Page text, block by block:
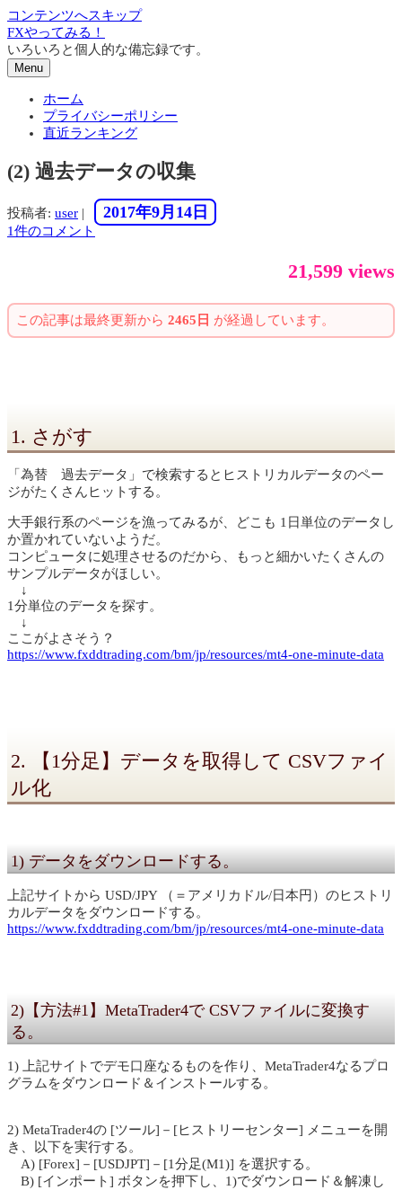
コンテンツへスキップ
FXやってみる！
いろいろと個人的な備忘録です。
Menu
ホーム
プライバシーポリシー
直近ランキング
(2) 過去データの収集
投稿者: user | 2017年9月14日
1件のコメント
21,599 views
この記事は最終更新から 2465日 が経過しています。
1. さがす
「為替 過去データ」で検索するとヒストリカルデータのペー
ジがたくさんヒットする。
大手銀行系のページを漁ってみるが、どこも 1日単位のデータし
か置かれていないようだ。
コンピュータに処理させるのだから、もっと細かいたくさんの
サンプルデータがほしい。
↓
1分単位のデータを探す。
↓
ここがよさそう？
https://www.fxddtrading.com/bm/jp/resources/mt4-one-minute-data
2. 【1分足】データを取得して CSVファイ
ル化
1) データをダウンロードする。
上記サイトから USD/JPY （＝アメリカドル/日本円）のヒストリ
カルデータをダウンロードする。
https://www.fxddtrading.com/bm/jp/resources/mt4-one-minute-data
2)【方法#1】MetaTrader4で CSVファイルに変換す
る。
1) 上記サイトでデモ口座なるものを作り、MetaTrader4なるプロ
グラムをダウンロード＆インストールする。
2) MetaTrader4の [ツール]－[ヒストリーセンター] メニューを開
き、以下を実行する。
A) [Forex]－[USDJPT]－[1分足(M1)] を選択する。
B) [インポート] ボタンを押下し、1)でダウンロード＆解凍し